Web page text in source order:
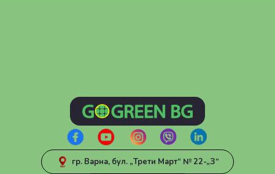
гр. Варна, бул. „Трети Март“ № 22-„З“